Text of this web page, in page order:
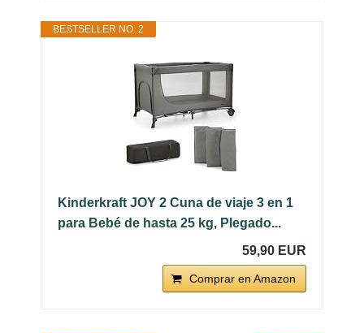
BESTSELLER NO. 2
Kinderkraft JOY 2 Cuna de viaje 3 en 1
para Bebé de hasta 25 kg, Plegado...
59,90 EUR
Comprar en Amazon